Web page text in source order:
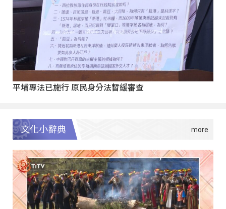
平埔專法已施行 原民身分法暫緩審查
文化小辭典